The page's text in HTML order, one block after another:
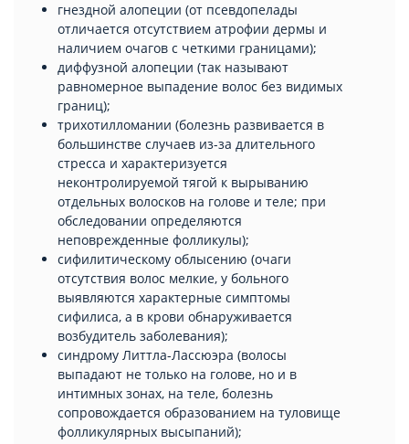
гнездной алопеции (от псевдопелады
отличается отсутствием атрофии дермы и
наличием очагов с четкими границами);
диффузной алопеции (так называют
равномерное выпадение волос без видимых
границ);
трихотилломании (болезнь развивается в
большинстве случаев из-за длительного
стресса и характеризуется
неконтролируемой тягой к вырыванию
отдельных волосков на голове и теле; при
обследовании определяются
неповрежденные фолликулы);
сифилитическому облысению (очаги
отсутствия волос мелкие, у больного
выявляются характерные симптомы
сифилиса, а в крови обнаруживается
возбудитель заболевания);
синдрому Литтла-Лассюэра (волосы
выпадают не только на голове, но и в
интимных зонах, на теле, болезнь
сопровождается образованием на туловище
фолликулярных высыпаний);